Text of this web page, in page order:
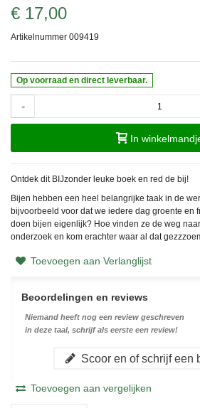
€ 17,00
Artikelnummer 009419
Op voorraad en direct leverbaar.
-
In
Ontdek dit BIJzonder leuke boek en red de bij!
Bijen hebben een heel belangrijke taak in de
bijvoorbeeld voor dat we iedere dag groente en
doen bijen eigenlijk? Hoe vinden ze de weg
onderzoek en kom erachter waar al dat
Toevoegen aan Verlanglijst
Beoordelingen en reviews
Niemand heeft nog een review geschreven
in deze taal, schrijf als eerste een review!
Scoor en of schrijf een
Toevoegen aan vergelijken